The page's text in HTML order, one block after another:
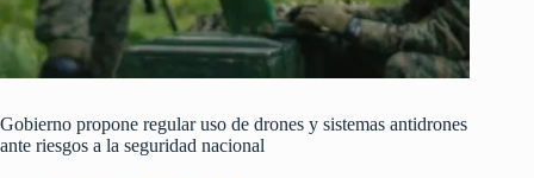
Gobierno propone regular uso de drones y sistemas antidrones
ante riesgos a la seguridad nacional